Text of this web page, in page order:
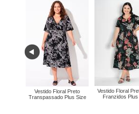
Vestido Floral Preto
Transpassado Plus Size
Vestido Floral
Franzidos Plus